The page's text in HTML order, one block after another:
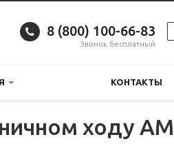
8 (800) 100-66-83
Звонок бесплатный
КОНТАКТЫ
ходу